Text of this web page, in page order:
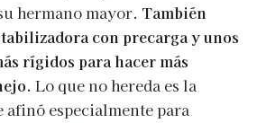
hermano mayor. También
con precarga y unos
rígidos para hacer más
Lo que no hereda es la
afinó especialmente para